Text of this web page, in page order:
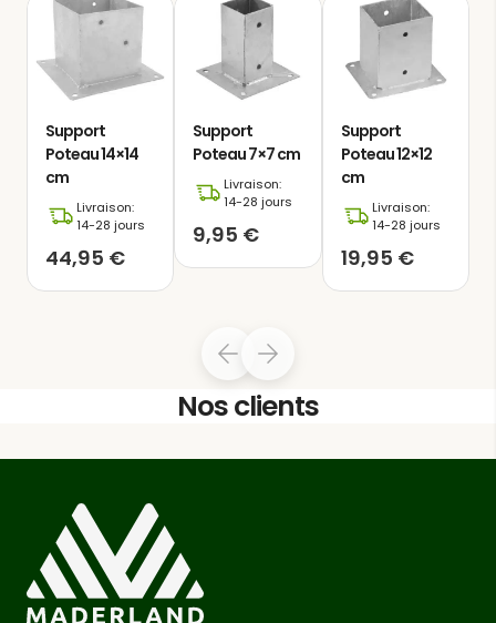
support métallique surélevé
la solution idéale pour ancrer des
poteaux en bois de 7×7 à 14×14 cm
sols en béton. Fabriqué en acier
épaisseur de 1,8mm, il dispose d’une
couche protectrice de zinc qui le
protège contre la corrosion et lui
confère une grande durabilité, même
Support
Poteau 14×14
cm
Livraison:
14-28 jours
44,95 €
Support
Poteau 7×7 cm
Livraison:
14-28 jours
9,95 €
Support
Poteau 12×12
cm
Livraison:
14-28 jours
19,95 €
Nos clients